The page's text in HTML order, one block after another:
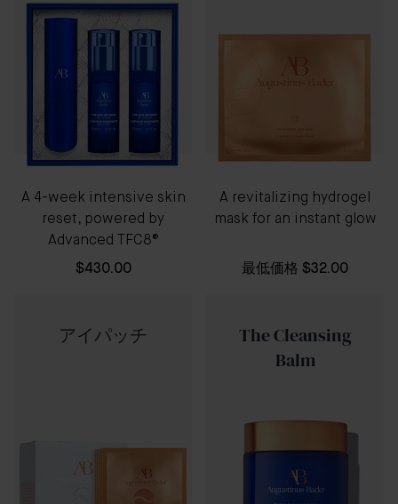
A 4-week intensive skin
reset, powered by
Advanced TFC8®
$430.00
A revitalizing hydrogel
mask for an instant glow
最低価格 $32.00
アイパッチ
The Cleansing
Balm